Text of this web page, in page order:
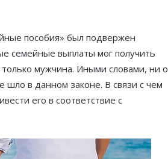
пособия» был подвержен
семейные выплаты мог получить
мужчина. Иными словами, ни о
в данном законе. В связи с чем
его в соответствие с